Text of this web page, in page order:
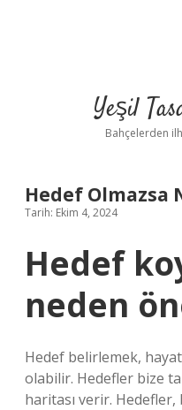
Yeşil
Bahçelerden
Hedef Olmazsa
Tarih: Ekim 4, 2024
Hedef
neden
Hedef belirlemek,
olabilir. Hedefler bize
haritası verir. Hedefler,